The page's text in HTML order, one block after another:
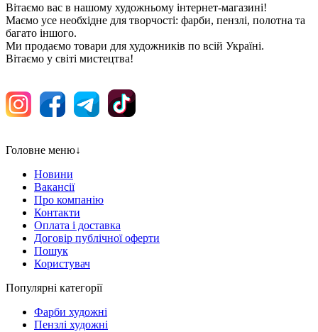
Вітаємо вас в нашому художньому інтернет-магазині!
Маємо усе необхідне для творчості: фарби, пензлі, полотна та
багато іншого.
Ми продаємо товари для художників по всій Україні.
Вітаємо у світі мистецтва!
Головне меню↓
Новини
Вакансії
Про компанію
Контакти
Оплата і доставка
Договір публічної оферти
Пошук
Користувач
Популярні категорії
Фарби художні
Пензлі художні